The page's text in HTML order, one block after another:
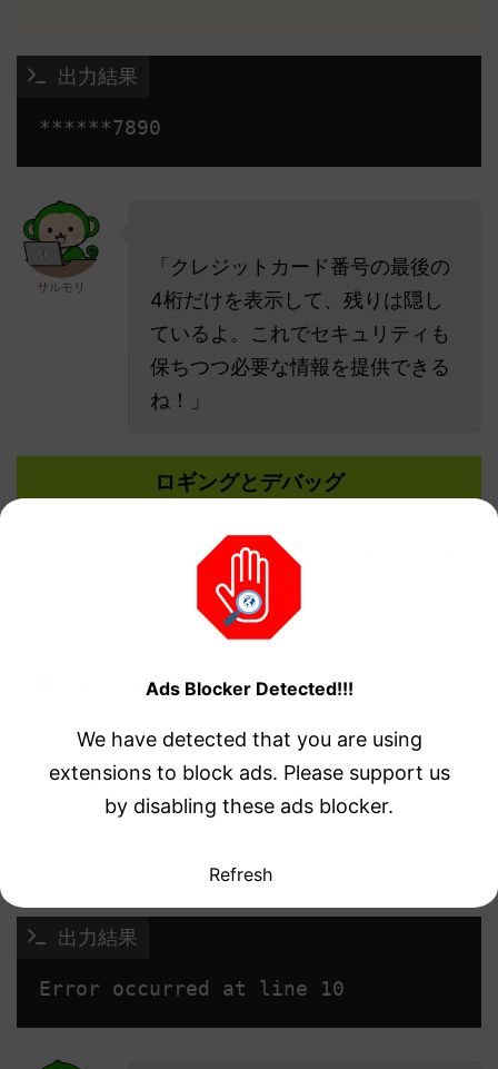
出力結果
サルモリ
「クレジットカード番号の最後の
4桁だけを表示して、残りは隠し
ているよ。これでセキュリティも
保ちつつ必要な情報を提供できる
ね！」
ロギングとデバッグ
ロギングやデバッグの際には、メッセージやデータ
を一定の長さに保つことが重要です。これにより、
ログの読みやすさが向上します。
ソースコード例
const logMessage = "Error occurred";
20 ,
.log formattedLog
出力結果
Ads Blocker Detected!!!
We have detected that you are using
extensions to block ads. Please support us
by disabling these ads blocker.
Refresh